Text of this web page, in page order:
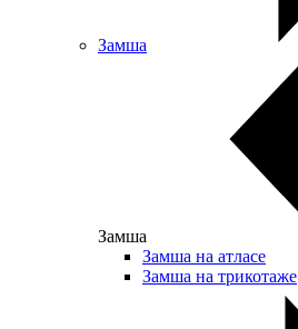
Замша
Замша
Замша на атласе
Замша на трикотаже